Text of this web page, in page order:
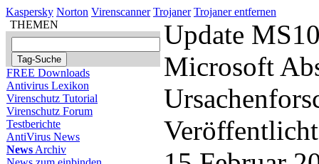
Kaspersky Norton Virenscanner Trojaner Trojaner entfernen
THEMEN
FREE Downloads
Antivirus Lexikon
Virenschutz Tutorial
Virenschutz Forum
Testberichte
AntiVirus News
News Archiv
Update
Microsoft